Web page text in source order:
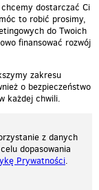
dostarczać Ci
to robić prosimy,
do Twoich
finansować rozwój
zakresu
o bezpieczeństwo
każdej chwili.
z danych
dopasowania
Prywatności.